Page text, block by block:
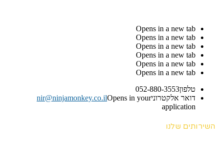
Opens in a new tab
Opens in a new tab
Opens in a new tab
Opens in a new tab
Opens in a new tab
Opens in a new tab
טלפון052-880-3553
דואר אלקטרוני
nir@ninjamonkey.co.ilOpens in your
application
השירותים שלנו